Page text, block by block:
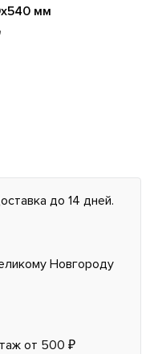
мм
до 14 дней.
Новгороду
от 500 ₽